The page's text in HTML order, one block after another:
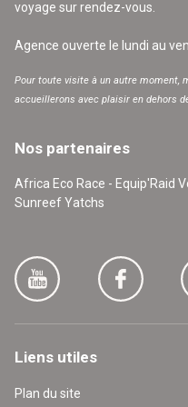
voyage sur rendez-vous.
Agence ouverte le lundi au
Pour toute visite à un autre moment,
accueillerons avec plaisir en dehors
Nos partenaires
Africa Eco Race - Equip'Raid
Sunreef Yatchs
Liens utiles
Plan du site